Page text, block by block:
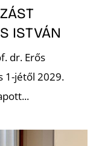
ISTVÁN
dr. Erős
1-jétől 2029.